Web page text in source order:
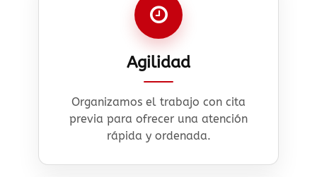
Agilidad
Organizamos el trabajo con cita
previa para ofrecer una atención
rápida y ordenada.